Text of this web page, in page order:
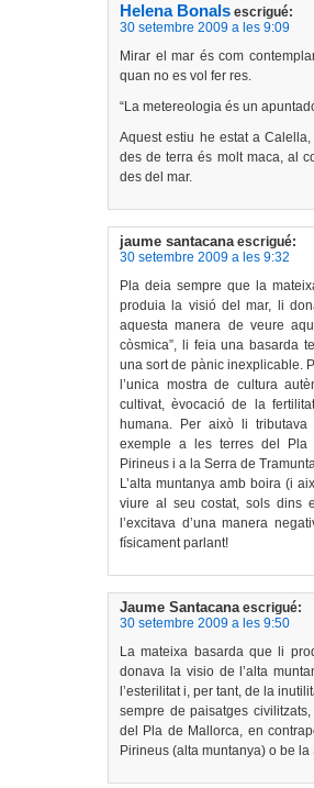
Helena Bonals escrigué:
30 setembre 2009 a les 9:09
Mirar el mar és com
quan no es vol fer res.
“La metereologia és un
Aquest estiu he estat a
des de terra és molt maca, al
des del mar.
jaume santacana escrigué:
30 setembre 2009 a les 9:32
Pla deia sempre que la
produia la visió del mar, li
aquesta manera de veure
còsmica”, li feia una basarda
una sort de pànic inexplicable.
l’unica mostra de cultura
cultivat, èvocació de la
humana. Per això li
exemple a les terres del Pla
Pirineus i a la Serra de
L’alta muntanya amb boira (i
viure al seu costat, sols dins
l’excitava d’una manera
físicament parlant!
Jaume Santacana escrigué:
30 setembre 2009 a les 9:50
La mateixa basarda que li
donava la visio de l’alta
l’esterilitat i, per tant, de la
sempre de paisatges
del Pla de Mallorca, en
Pirineus (alta muntanya) o be